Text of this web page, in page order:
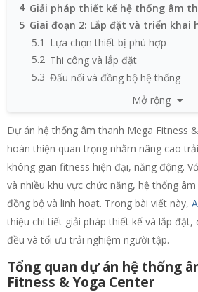
4 Giải pháp thiết kế hệ thống âm
5 Giai đoạn 2: Lắp đặt và triển khai
5.1 Lựa chọn thiết bị phù hợp
5.2 Thi công và lắp đặt
5.3 Đấu nối và đồng bộ hệ thống
Hiệu quả của hệ thống âm thanh
Center
7 Vai trò của Anh Đức Audio trong
Mở rộng
Dự án hệ thống âm thanh Mega Fitness
hoàn thiện quan trọng nhằm nâng cao
không gian fitness hiện đại, năng động.
và nhiều khu vực chức năng, hệ thống
đồng bộ và linh hoạt. Trong bài viết này,
thiệu chi tiết giải pháp thiết kế và lắp
đều và tối ưu trải nghiệm người tập.
Tổng quan dự án hệ thống
Fitness & Yoga Center